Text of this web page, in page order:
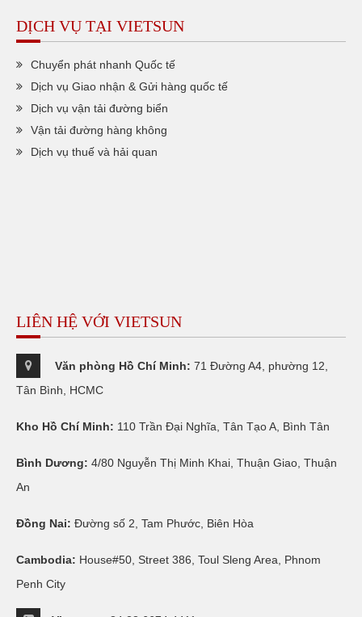
DỊCH VỤ TẠI VIETSUN
Chuyển phát nhanh Quốc tế
Dịch vụ Giao nhận & Gửi hàng quốc tế
Dịch vụ vận tải đường biển
Vận tải đường hàng không
Dịch vụ thuế và hải quan
LIÊN HỆ VỚI VIETSUN
Văn phòng Hồ Chí Minh: 71 Đường A4, phường 12,
Tân Bình, HCMC
Kho Hồ Chí Minh: 110 Trần Đại Nghĩa, Tân Tạo A, Bình Tân
Bình Dương: 4/80 Nguyễn Thị Minh Khai, Thuận Giao, Thuận
An
Đồng Nai: Đường số 2, Tam Phước, Biên Hòa
Cambodia: House#50, Street 386, Toul Sleng Area, Phnom
Penh City